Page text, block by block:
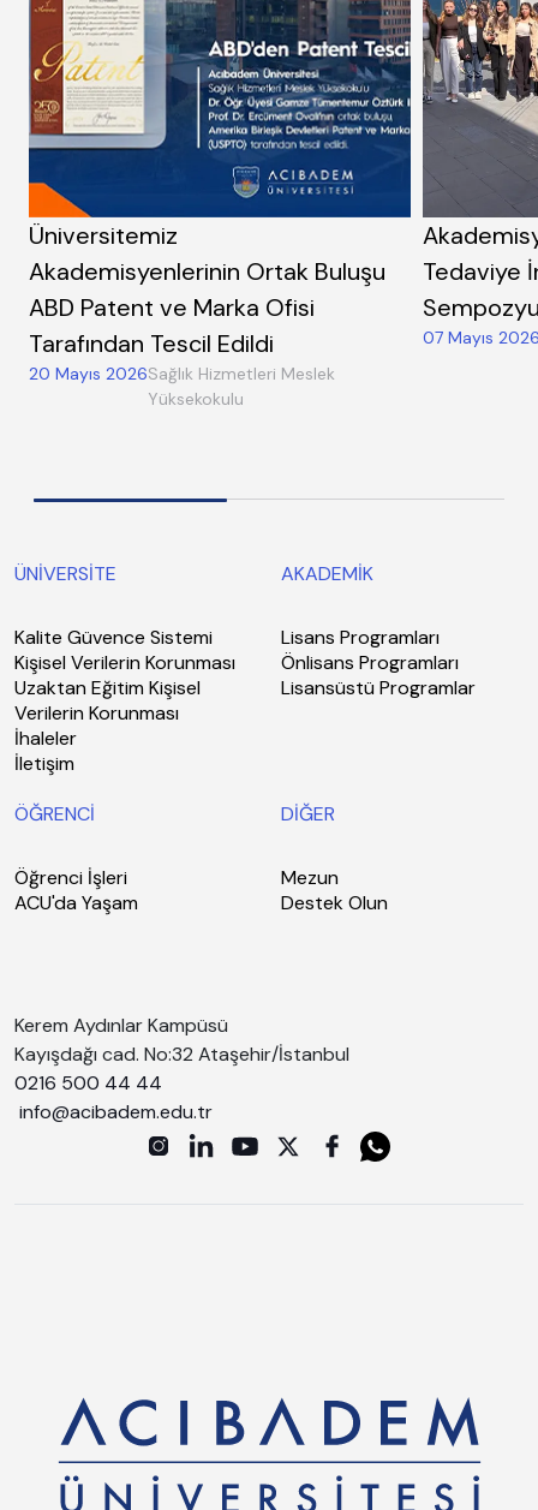
Üniversitemiz
Akademisyenlerinin Ortak Buluşu
ABD Patent ve Marka Ofisi
Tarafından Tescil Edildi
20 Mayıs 2026Sağlık Hizmetleri Meslek
Yüksekokulu
Tedaviye
07 Mayıs
ÜNİVERSİTE
Kalite Güvence Sistemi
Kişisel Verilerin Korunması
Uzaktan Eğitim Kişisel
Verilerin Korunması
İhaleler
İletişim
AKADEMİK
Lisans Programları
Önlisans Programları
Lisansüstü Programlar
ÖĞRENCİ
Öğrenci İşleri
ACU'da Yaşam
DİĞER
Mezun
Destek Olun
Kerem Aydınlar Kampüsü
Kayışdağı cad. No:32 Ataşehir/İstanbul
0216 500 44 44
info@acibadem.edu.tr